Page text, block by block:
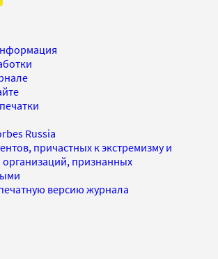
Russia
причастных к экстремизму и
организаций, признанных
версию журнала